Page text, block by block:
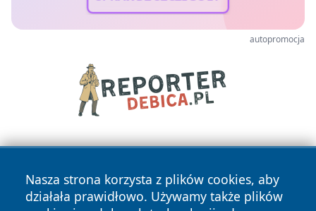
autopromocja
Nasza strona korzysta z plików cookies, aby
działała prawidłowo. Używamy także plików